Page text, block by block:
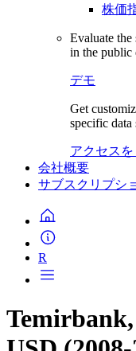
株価
Evaluate the
in the public
デモ
Get
specific data
アクセスを
会社概要
サブスクリプシ
R
Temirbank,